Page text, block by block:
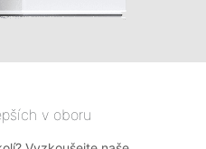
v oboru